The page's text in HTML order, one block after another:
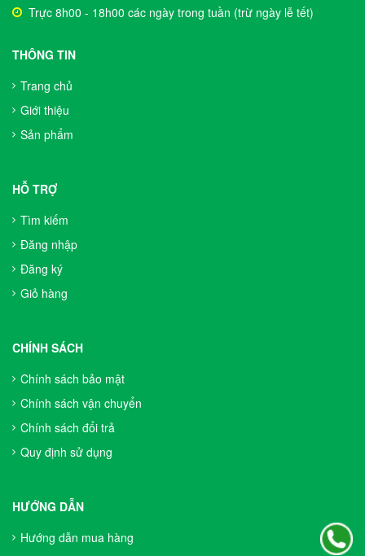
Trực 8h00 - 18h00 các ngày trong tuần (trừ ngày lễ tết)
THÔNG TIN
Trang chủ
Giới thiệu
Sản phẩm
HỖ TRỢ
Tìm kiếm
Đăng nhập
Đăng ký
Giỏ hàng
CHÍNH SÁCH
Chính sách bảo mật
Chính sách vận chuyển
Chính sách đổi trả
Quy định sử dụng
HƯỚNG DẪN
Hướng dẫn mua hàng